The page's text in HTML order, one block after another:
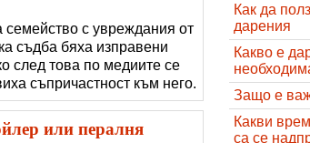
семейство с увреждания от
съдба бяха изправени
след това по медиите се
съпричастност към него.
си, а отново има условия
или пералня
Как да
дарения
Какво е
Защо е
Какви
са се